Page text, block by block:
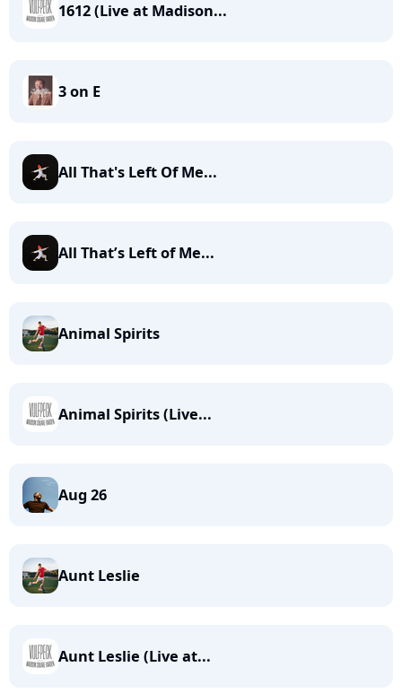
1612 (Live at Madison...
3 on E
All That's Left Of Me...
All That’s Left of Me...
Animal Spirits
Animal Spirits (Live...
Aug 26
Aunt Leslie
Aunt Leslie (Live at...